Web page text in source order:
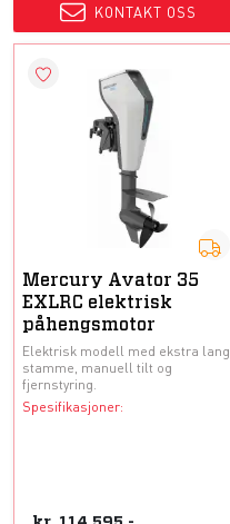
KONTAKT OSS
Mercury Avator 35
EXLRC elektrisk
påhengsmotor
Elektrisk modell med ekstra lang
stamme, manuell tilt og
fjernstyring.
Spesifikasjoner: